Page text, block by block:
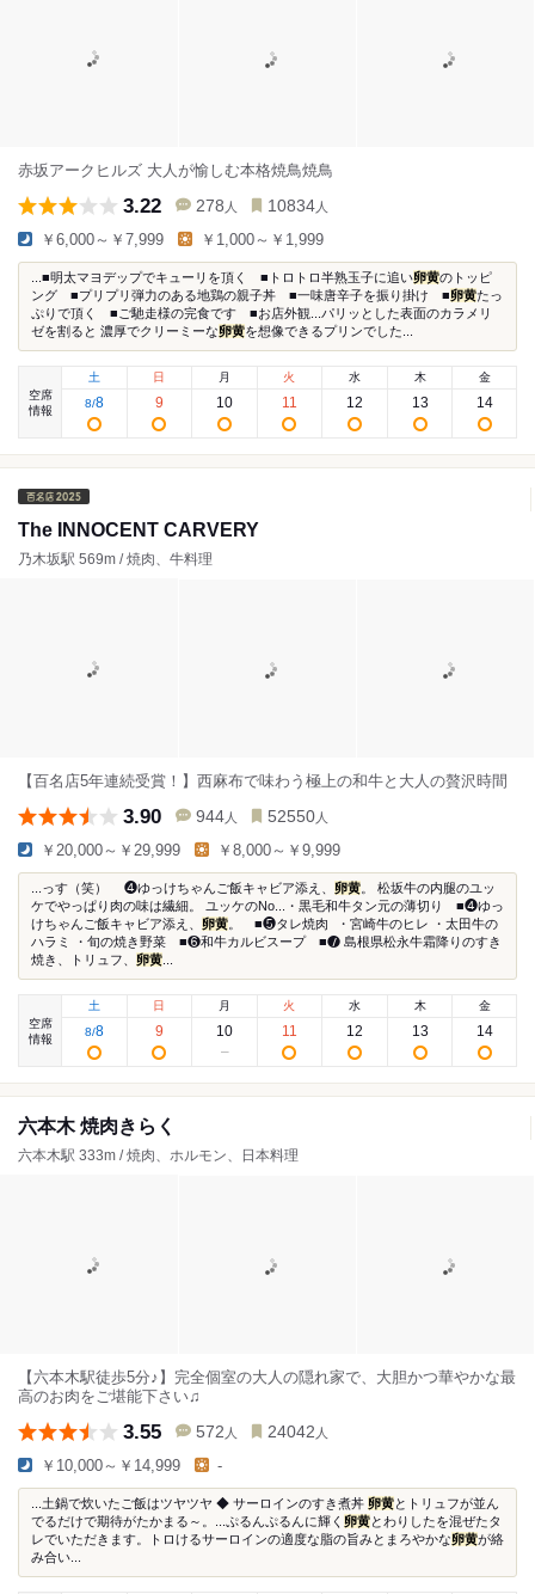
赤坂アークヒルズ 大人が愉しむ本格焼鳥焼鳥
3.22 278 人 10834 人
￥6,000～￥7,999 ￥1,000～￥1,999
...■明太マヨデップでキューリを頂く ■トロトロ半熟玉子に追い卵黄のトッピ
ング ■プリプリ弾力のある地鶏の親子丼 ■一味唐辛子を振り掛け ■卵黄たっ
ぷりで頂く ■ご馳走様の完食です ■お店外観...パリッとした表面のカラメリ
ゼを割ると 濃厚でクリーミーな卵黄を想像できるプリンでした...
空席
情報
土
8/8
日
9
月
10
火
11
水
12
木
13
金
14
The INNOCENT CARVERY
乃木坂駅 569m / 焼肉、牛料理
【百名店5年連続受賞！】西麻布で味わう極上の和牛と大人の贅沢時間
3.90 944 人 52550 人
￥20,000～￥29,999 ￥8,000～￥9,999
...っす（笑） ❹ゆっけちゃんご飯キャビア添え、 卵黄 。 松坂牛の内腿のユッ
ケでやっぱり肉の味は繊細。 ユッケのNo...・黒毛和牛タン元の薄切り ■❹ゆっ
けちゃんご飯キャビア添え、 卵黄 。 ■❺タレ焼肉 ・宮崎牛のヒレ ・太田牛の
ハラミ ・旬の焼き野菜 ■❻和牛カルビスープ ■❼ 島根県松永牛霜降りのすき
焼き、トリュフ、 卵黄
空席
情報
土
8/8
日
9
月
10
火
11
水
12
木
13
金
14
六本木 焼肉きらく
六本木駅 333m / 焼肉、ホルモン、日本料理
【六本木駅徒歩5分♪】完全個室の大人の隠れ家で、大胆かつ華やかな最
高のお肉をご堪能下さい♫
3.55 572 人 24042 人
￥10,000～￥14,999 -
...土鍋で炊いたご飯はツヤツヤ ◆ サーロインのすき煮丼 卵黄とトリュフが並ん
でるだけで期待がたかまる～。...ぷるんぷるんに輝く 卵黄とわりしたを混ぜたタ
レでいただきます。トロけるサーロインの適度な脂の旨みとまろやかな卵黄が絡
み合い...